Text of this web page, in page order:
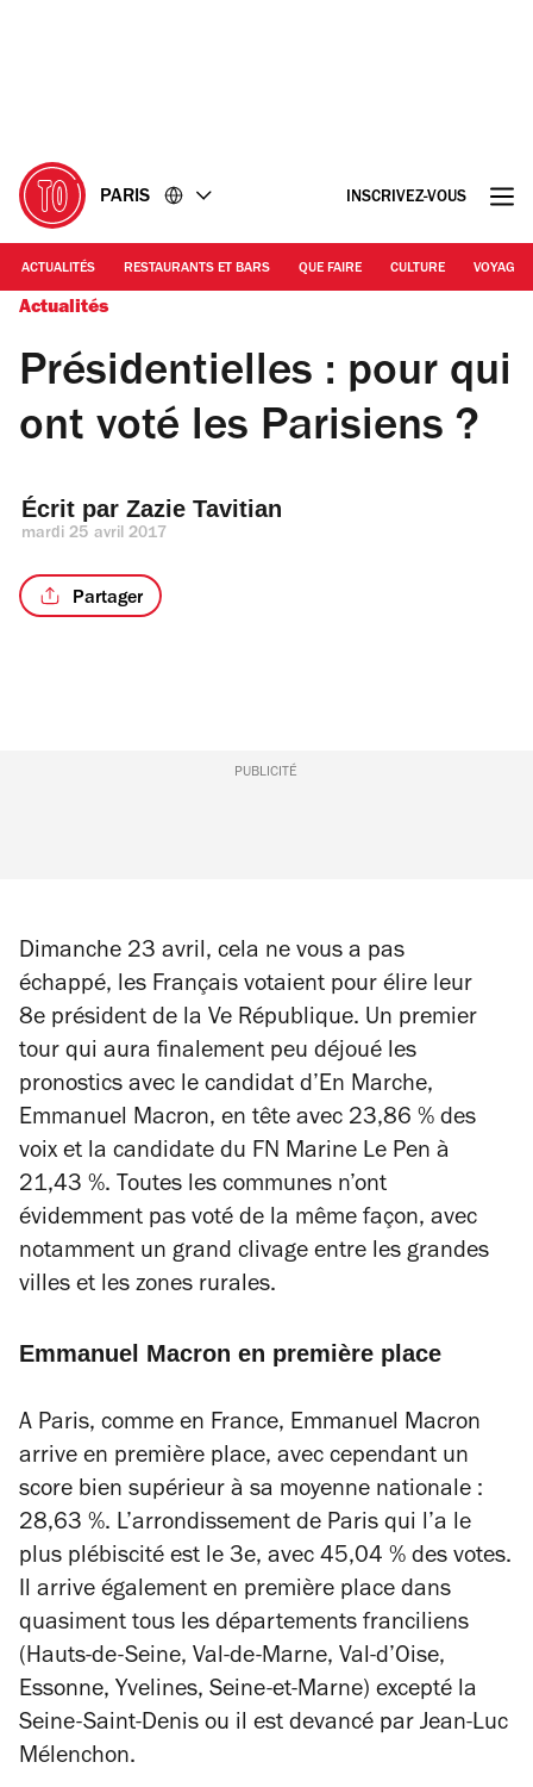
PARIS INSCRIVEZ-VOUS
ACTUALITÉS RESTAURANTS ET BARS QUE FAIRE CULTURE VOYAGE
Actualités
Présidentielles : pour qui
ont voté les Parisiens ?
Écrit par Zazie Tavitian
mardi 25 avril 2017
Partager
PUBLICITÉ
Dimanche 23 avril, cela ne vous a pas
échappé, les Français votaient pour élire leur
8e président de la Ve République. Un premier
tour qui aura finalement peu déjoué les
pronostics avec le candidat d’En Marche,
Emmanuel Macron, en tête avec 23,86 % des
voix et la candidate du FN Marine Le Pen à
21,43 %. Toutes les communes n’ont
évidemment pas voté de la même façon, avec
notamment un grand clivage entre les grandes
villes et les zones rurales.
Emmanuel Macron en première place
A Paris, comme en France, Emmanuel Macron
arrive en première place, avec cependant un
score bien supérieur à sa moyenne nationale :
28,63 %. L’arrondissement de Paris qui l’a le
plus plébiscité est le 3e, avec 45,04 % des votes.
Il arrive également en première place dans
quasiment tous les départements franciliens
(Hauts-de-Seine, Val-de-Marne, Val-d’Oise,
Essonne, Yvelines, Seine-et-Marne) excepté la
Seine-Saint-Denis ou il est devancé par Jean-Luc
Mélenchon.